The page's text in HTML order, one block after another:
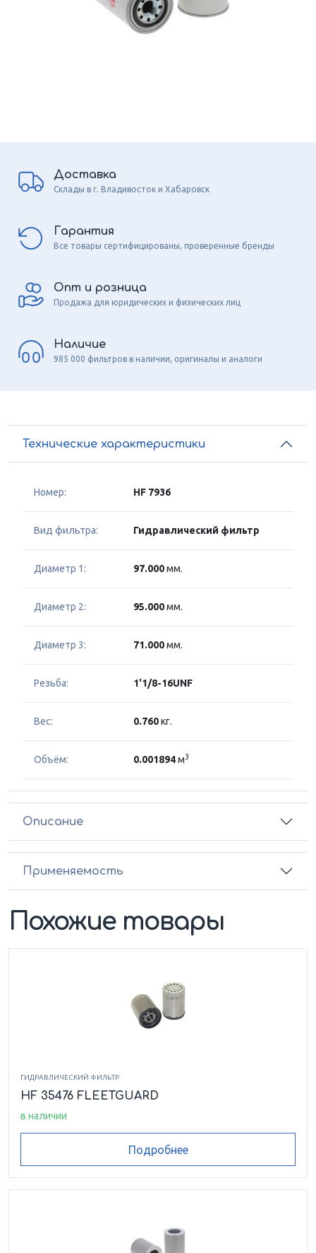
Доставка
Склады в г. Владивосток и Хабаровск
Гарантия
Все товары сертифицированы, проверенные бренды
Опт и розница
Продажа для юридических и физических лиц
Наличие
985 000 фильтров в наличии, оригиналы и аналоги
Технические характеристики
Номер: HF 7936
Вид фильтра: Гидравлический фильтр
Диаметр 1: 97.000мм.
Диаметр 2: 95.000мм.
Диаметр 3: 71.000мм.
Резьба: 1'1/8-16UNF
Вес: 0.760кг.
Объём: 0.001894м3
Описание
Применяемость
Похожие товары
ГИДРАВЛИЧЕСКИЙ ФИЛЬТР
HF 35476 FLEETGUARD
в наличии
Подробнее